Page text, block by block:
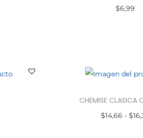
$6,99
CHEMISE CLASICA
$14,66 - $